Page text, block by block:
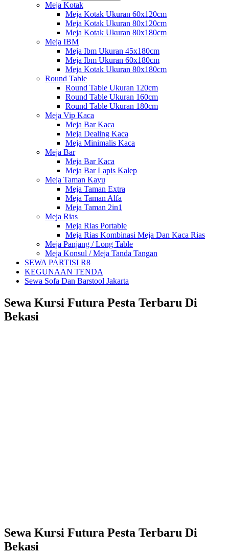
Meja Kotak
Meja Kotak Ukuran 60x120cm
Meja Kotak Ukuran 80x120cm
Meja Kotak Ukuran 80x180cm
Meja IBM
Meja Ibm Ukuran 45x180cm
Meja Ibm Ukuran 60x180cm
Meja Kotak Ukuran 80x180cm
Round Table
Round Table Ukuran 120cm
Round Table Ukuran 160cm
Round Table Ukuran 180cm
Meja Vip Kaca
Meja Bar Kaca
Meja Dealing Kaca
Meja Minimalis Kaca
Meja Bar
Meja Bar Kaca
Meja Bar Lapis Kalep
Meja Taman Kayu
Meja Taman Extra
Meja Taman Alfa
Meja Taman 2in1
Meja Rias
Meja Rias Portable
Meja Rias Kombinasi Meja Dan Kaca Rias
Meja Panjang / Long Table
Meja Konsul / Meja Tanda Tangan
SEWA PARTISI R8
KEGUNAAN TENDA
Sewa Sofa Dan Barstool Jakarta
Sewa Kursi Futura Pesta Terbaru Di
Bekasi
Sewa Kursi Futura Pesta Terbaru Di
Bekasi